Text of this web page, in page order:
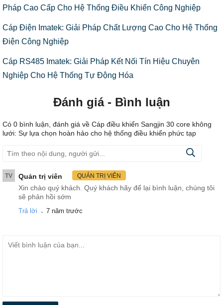
Pháp Cao Cấp Cho Hệ Thống Điều Khiển Công Nghiệp
Cáp Điện Imatek: Giải Pháp Chất Lượng Cao Cho Hệ Thống
Điện Công Nghiệp
Cáp RS485 Imatek: Giải Pháp Kết Nối Tín Hiệu Chuyên
Nghiệp Cho Hệ Thống Tự Động Hóa
Đánh giá - Bình luận
Có 0 bình luận, đánh giá về Cáp điều khiển Sangjin 30 core không
lưới: Sự lựa chọn hoàn hảo cho hệ thống điều khiển phức tạp
TV Quản trị viên QUẢN TRỊ VIÊN
Xin chào quý khách. Quý khách hãy để lại bình luận, chúng tôi
sẽ phản hồi sớm
Trả lời . 7 năm trước